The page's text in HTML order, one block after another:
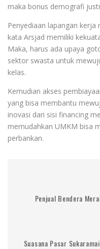
maka bonus demografi
Penyediaan lapangan
kata Arsjad memiliki
Maka, harus ada upaya
sektor swasta untuk
kelas.
Kemudian akses
yang bisa membantu
inovasi dari sisi financing
memudahkan UMKM bisa
perbankan.
Penjual Bendera
Suasana Pasar